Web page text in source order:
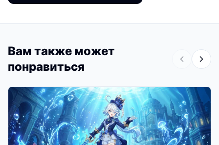
Вам также может
понравиться